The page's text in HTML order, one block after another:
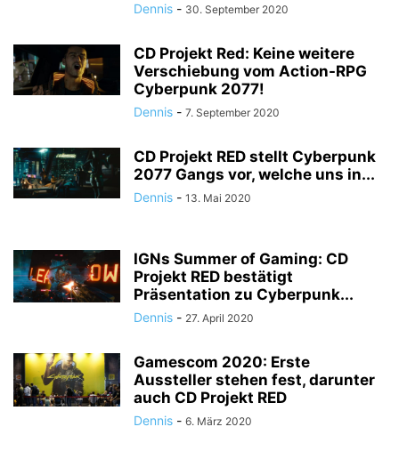
Dennis - 30. September 2020
CD Projekt Red: Keine weitere
Verschiebung vom Action-RPG
Cyberpunk 2077!
Dennis - 7. September 2020
CD Projekt RED stellt Cyberpunk
2077 Gangs vor, welche uns in...
Dennis - 13. Mai 2020
IGNs Summer of Gaming: CD
Projekt RED bestätigt
Präsentation zu Cyberpunk...
Dennis - 27. April 2020
Gamescom 2020: Erste
Aussteller stehen fest, darunter
auch CD Projekt RED
Dennis - 6. März 2020